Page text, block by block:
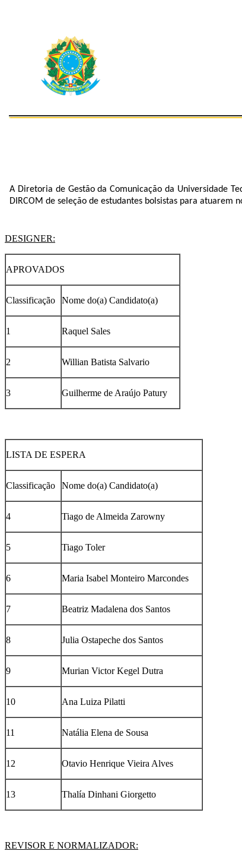
A Diretoria de Gestão da Comunicação da Universidade
DIRCOM de seleção de estudantes bolsistas para atuarem
DESIGNER:
APROVADOS
Classificação Nome do(a) Candidato(a)
1 Raquel Sales
2 Willian Batista Salvario
3 Guilherme de Araújo Patury
LISTA DE ESPERA
Classificação Nome do(a) Candidato(a)
4 Tiago de Almeida Zarowny
5 Tiago Toler
6 Maria Isabel Monteiro Marcondes
7 Beatriz Madalena dos Santos
8 Julia Ostapeche dos Santos
9 Murian Victor Kegel Dutra
10 Ana Luiza Pilatti
11 Natália Elena de Sousa
12 Otavio Henrique Vieira Alves
13 Thalía Dinhani Giorgetto
REVISOR E NORMALIZADOR: